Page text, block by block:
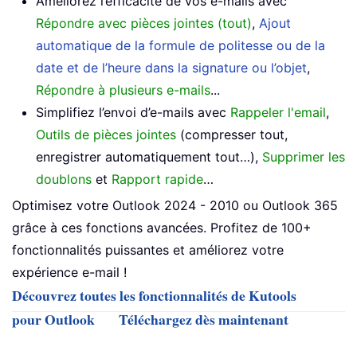
Répondre avec pièces jointes (tout), Ajout
automatique de la formule de politesse ou de la
date et de l’heure dans la signature ou l’objet,
Répondre à plusieurs e-mails...
Simplifiez l’envoi d’e-mails avec Rappeler l'email,
Outils de pièces jointes (compresser tout,
enregistrer automatiquement tout…), Supprimer les
doublons et Rapport rapide…
Optimisez votre Outlook 2024 - 2010 ou Outlook 365
grâce à ces fonctions avancées. Profitez de 100+
fonctionnalités puissantes et améliorez votre
expérience e-mail !
Découvrez toutes les fonctionnalités de Kutools
pour Outlook
Téléchargez dès maintenant